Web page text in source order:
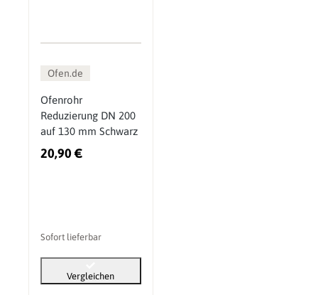
Ofen.de
Ofenrohr
Reduzierung DN 200
auf 130 mm Schwarz
20,90 €
Sofort lieferbar
Vergleichen